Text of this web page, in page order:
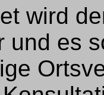
wird
und es